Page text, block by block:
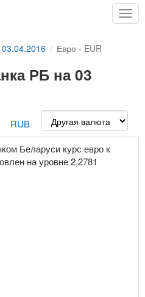
Евро - EUR
РБ на 03
RUB
Беларуси курс евро к
на уровне 2,2781